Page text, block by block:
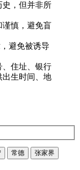
史，但并非所
谨慎，避免盲
避免被诱导
、住址、银行
出生时间、地
常德 张家界